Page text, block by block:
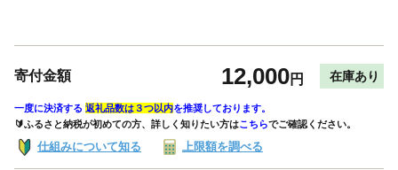
寄付金額 12,000円 在庫あり
一度に決済する 返礼品数は３つ以内を推奨しております。
🔰ふるさと納税が初めての方、詳しく知りたい方はこちらでご確認ください。
仕組みについて知る 上限額を調べる